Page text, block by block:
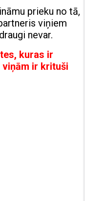
prieku no tā,
viņiem
nevar.
kuras ir
ir krituši